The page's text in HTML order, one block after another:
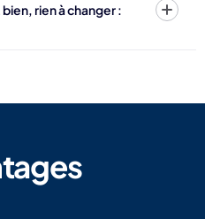
rien à changer :